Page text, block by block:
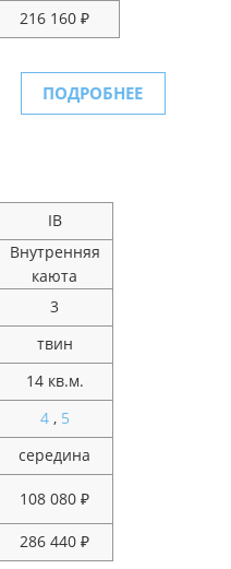
216 160 ₽
ПОДРОБНЕЕ
IB
Внутренняя
каюта
3
твин
14 кв.м.
4, 5
середина
108 080 ₽
286 440 ₽